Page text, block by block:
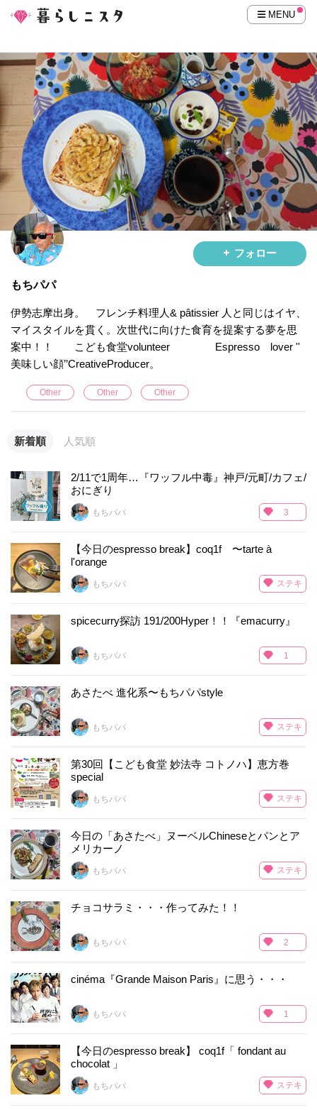
MENU
フォロー
もちパパ
伊勢志摩出身。 フレンチ料理人& pâtissier 人と同じはイヤ、
マイスタイルを貫く。次世代に向けた食育を提案する夢を思
案中！！ こども食堂volunteer Espresso lover ''
美味しい顔’’CreativeProducer。
Other Other Other
新着順 人気順
2/11で1周年…『ワッフル中毒』神戸/元町/カフェ/
おにぎり
もちパパ 3
【今日のespresso break】coq1f 〜tarte à
l'orange
もちパパ ステキ
spicecurry探訪 191/200Hyper！！『emacurry』
もちパパ 1
あさたべ 進化系〜もちパパstyle
もちパパ ステキ
第30回【こども食堂 妙法寺 コトノハ】恵方巻
special
もちパパ ステキ
今日の「あさたべ」ヌーベルChineseとパンとア
メリカーノ
もちパパ ステキ
チョコサラミ・・・作ってみた！！
もちパパ 2
cinéma『Grande Maison Paris』に思う・・・
もちパパ 1
【今日のespresso break】 coq1f「 fondant au
chocolat 」
もちパパ ステキ